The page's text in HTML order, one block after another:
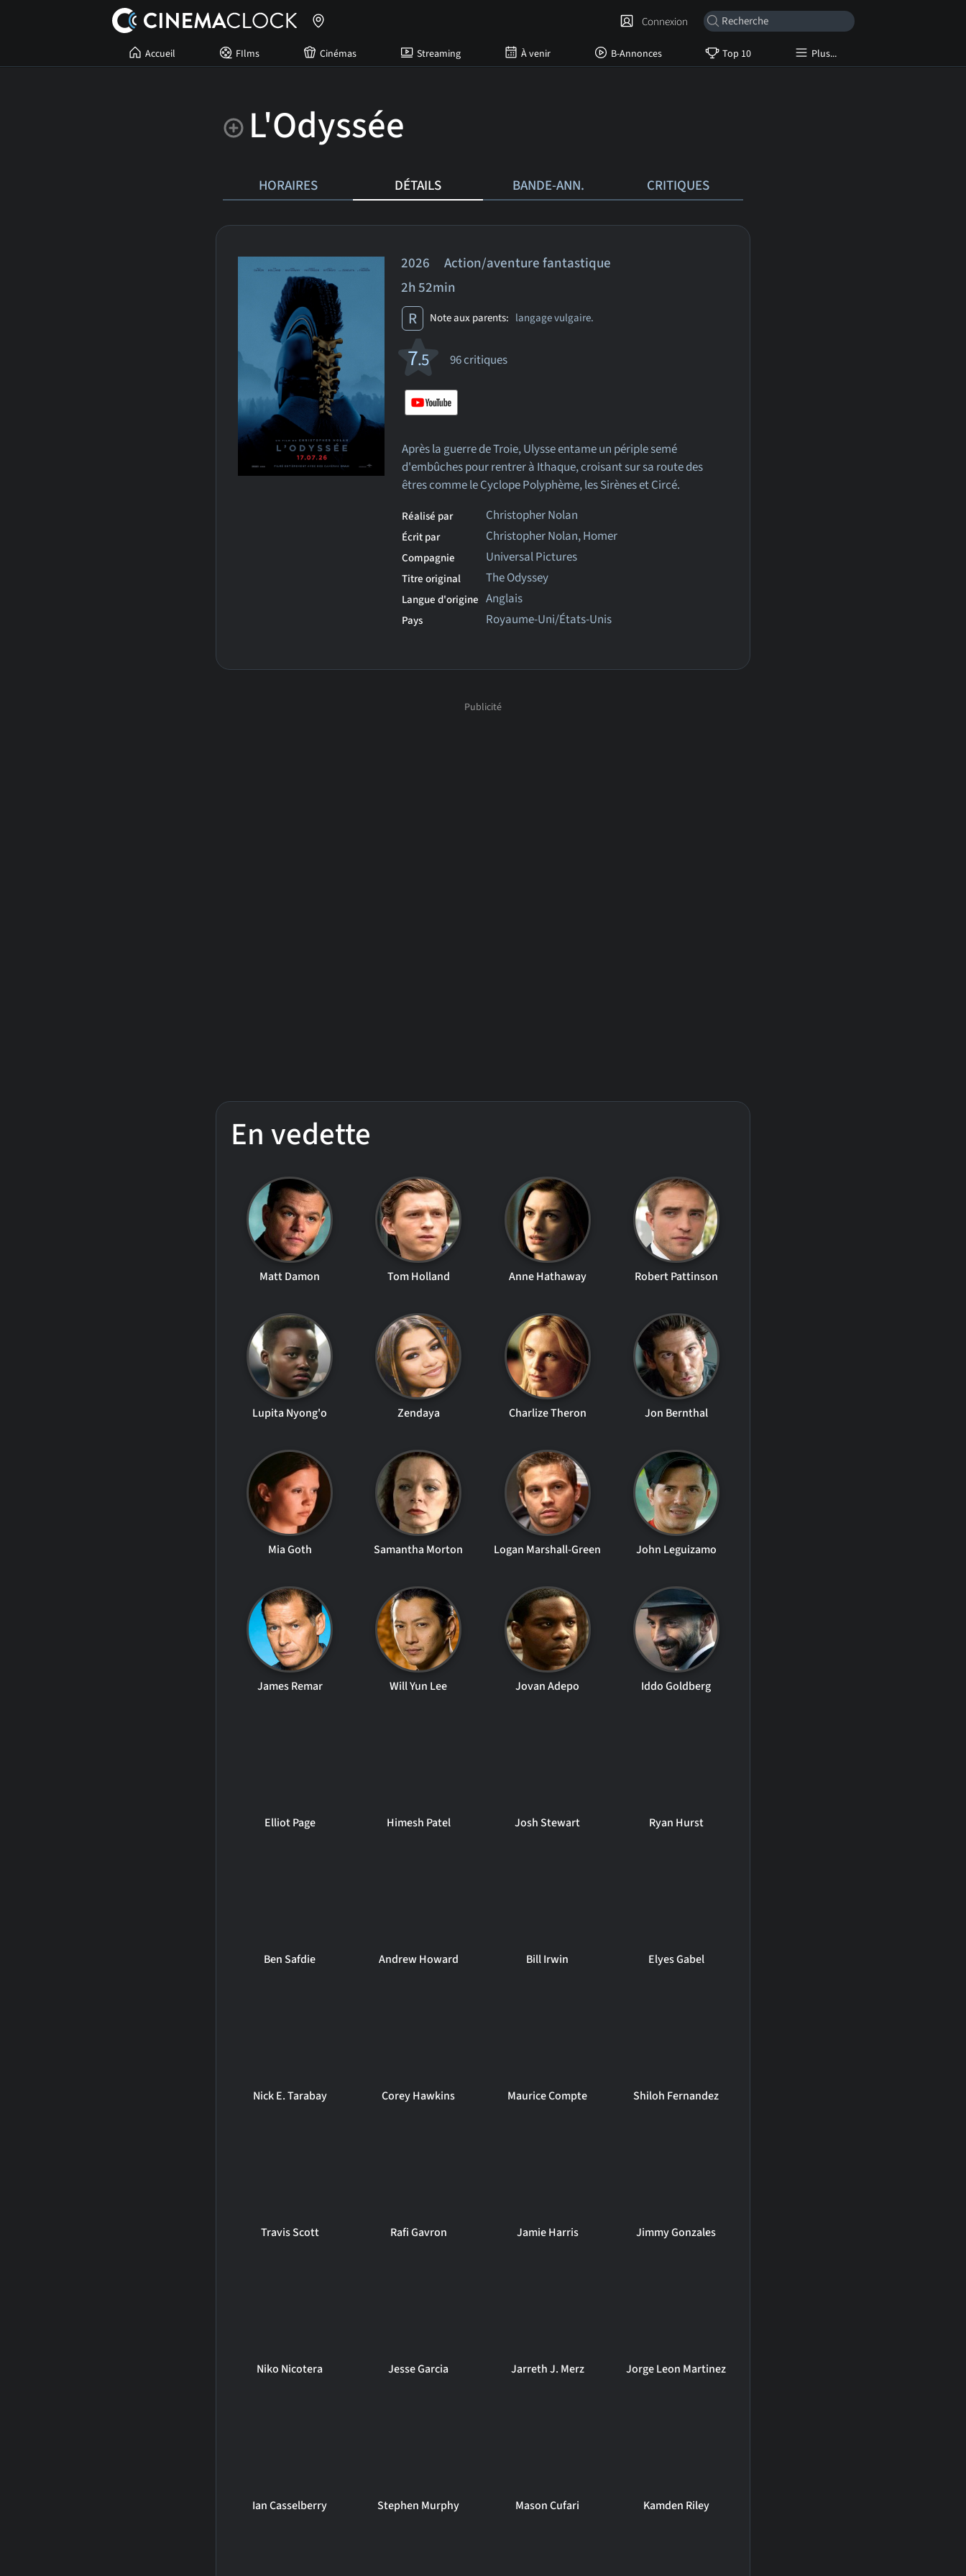
Accueil FIlms Cinémas Streaming À venir B-Annonces Top 10 Plus...
Connexion
L'Odyssée
HORAIRES DÉTAILS BANDE-ANN. CRITIQUES
2026 Action/aventure fantastique
2h 52min
R Note aux parents: langage vulgaire.
7.5 96 critiques
Après la guerre de Troie, Ulysse entame un périple semé
d'embûches pour rentrer à Ithaque, croisant sur sa route des
êtres comme le Cyclope Polyphème, les Sirènes et Circé.
Réalisé par Christopher Nolan
Écrit par Christopher Nolan, Homer
Compagnie Universal Pictures
Titre original The Odyssey
Langue d'origine Anglais
Pays Royaume-Uni/États-Unis
En vedette
Matt Damon Tom Holland Anne Hathaway Robert Pattinson
Lupita Nyong'o Zendaya Charlize Theron Jon Bernthal
Mia Goth Samantha Morton Logan Marshall-Green John Leguizamo
James Remar Will Yun Lee Jovan Adepo Iddo Goldberg
Elliot Page Himesh Patel Josh Stewart Ryan Hurst
Ben Safdie Andrew Howard Bill Irwin Elyes Gabel
Nick E. Tarabay Corey Hawkins Maurice Compte Shiloh Fernandez
Travis Scott Rafi Gavron Jamie Harris Jimmy Gonzales
Niko Nicotera Jesse Garcia Jarreth J. Merz Jorge Leon Martinez
Ian Casselberry Stephen Murphy Mason Cufari Kamden Riley